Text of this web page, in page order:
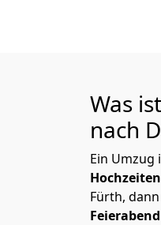
Was
nach
Ein
Hochzeiten
Fürth,
Feierabend